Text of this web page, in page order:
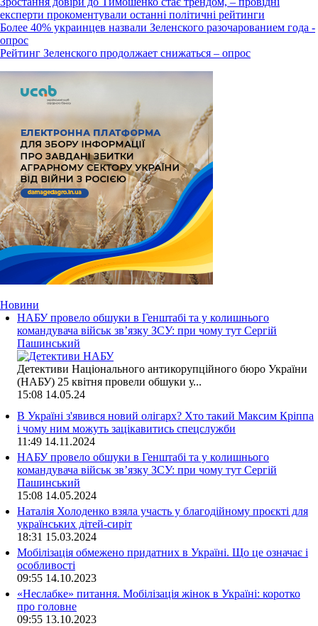
експерти прокоментували останні політичні рейтинги
Более 40% украинцев назвали Зеленского разочарованием года -
опрос
Рейтинг Зеленского продолжает снижаться – опрос
Новини
НАБУ провело обшуки в Генштабі та у колишнього
командувача військ зв’язку ЗСУ: при чому тут Сергій
Пашинський
Детективи Національного антикорупційного бюро України
(НАБУ) 25 квітня провели обшуки у...
15:08 14.05.24
В Україні з'явився новий олігарх? Хто такий Максим Кріппа
і чому ним можуть зацікавитись спецслужби
11:49 14.11.2024
НАБУ провело обшуки в Генштабі та у колишнього
командувача військ зв’язку ЗСУ: при чому тут Сергій
Пашинський
15:08 14.05.2024
Наталія Холоденко взяла участь у благодійному проєкті для
українських дітей-сиріт
18:31 15.03.2024
Мобілізація обмежено придатних в Україні. Що це означає і
особливості
09:55 14.10.2023
«Неслабке» питання. Мобілізація жінок в Україні: коротко
про головне
09:55 13.10.2023